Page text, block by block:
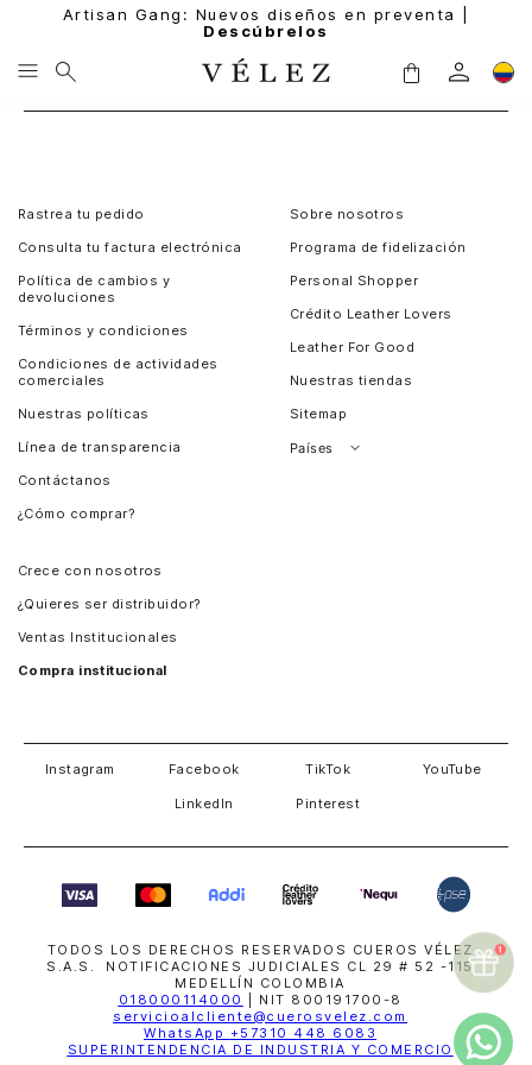
Artisan Gang: Nuevos diseños en preventa |
Descúbrelos
Rastrea tu pedido
Consulta tu factura electrónica
Política de cambios y
devoluciones
Términos y condiciones
Condiciones de actividades
comerciales
Nuestras políticas
Línea de transparencia
Contáctanos
¿Cómo comprar?
Sobre nosotros
Programa de fidelización
Personal Shopper
Crédito Leather Lovers
Leather For Good
Nuestras tiendas
Sitemap
Países
Crece con nosotros
¿Quieres ser distribuidor?
Ventas Institucionales
Compra institucional
Instagram Facebook TikTok YouTube
LinkedIn Pinterest
TODOS LOS DERECHOS RESERVADOS CUEROS VÉLEZ
S.A.S. NOTIFICACIONES JUDICIALES CL 29 # 52 -115
MEDELLÍN COLOMBIA
018000114000
| NIT 800191700-8
servicioalcliente@cuerosvelez.com
WhatsApp +57310 448 6083
SUPERINTENDENCIA DE INDUSTRIA Y COMERCIO